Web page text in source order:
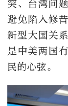
突、台湾问
避免陷入修
新型大国关
是中美两国
民的心弦。